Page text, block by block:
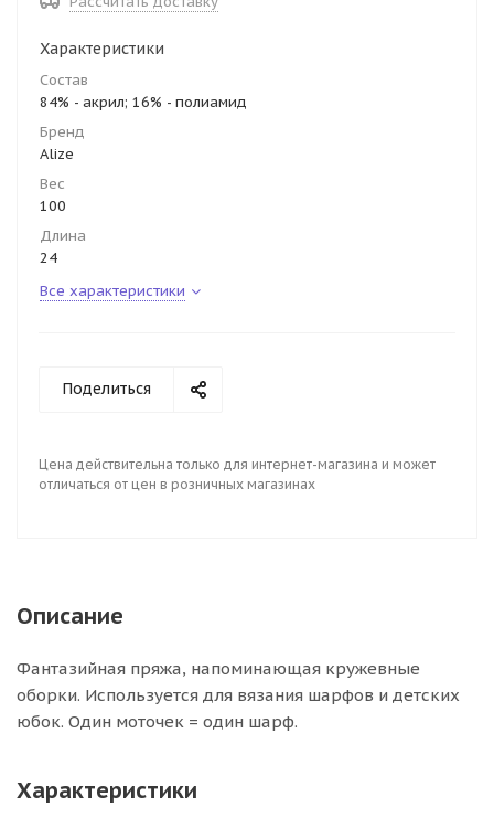
Характеристики
Состав
84% - акрил; 16% - полиамид
Бренд
Alize
Вес
100
Длина
24
Все характеристики
Поделиться
Цена действительна только для интернет-магазина и может
отличаться от цен в розничных магазинах
Описание
Фантазийная пряжа, напоминающая кружевные
оборки. Используется для вязания шарфов и детских
юбок. Один моточек = один шарф.
Характеристики